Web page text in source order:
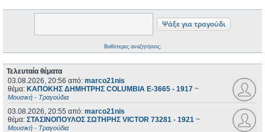
Βαθύτερες αναζητήσεις;
Τελευταία θέματα
03.08.2026, 20:56 από: marco21nis
θέμα: ΚΑΠΟΚΗΣ ΔΗΜΗΤΡΗΣ COLUMBIA E-3665 - 1917 ~
Μουσική - Τραγούδια
03.08.2026, 20:55 από: marco21nis
θέμα: ΣΤΑΣΙΝΟΠΟΥΛΟΣ ΣΩΤΗΡΗΣ VICTOR 73281 - 1921 ~
Μουσική - Τραγούδια